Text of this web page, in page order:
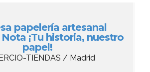
papelería artesanal
¡Tu historia, nuestro
papel!
TIENDAS / Madrid